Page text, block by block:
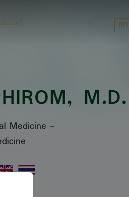
MY
, M.D.
Medicine -